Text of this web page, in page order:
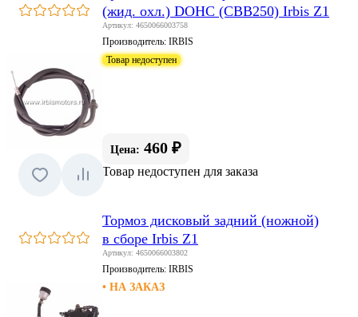
(жид. охл.) DOHC (CBB250) Irbis Z1
Артикул: 4650066003758
Производитель: IRBIS
Товар недоступен
Цена: 460 ₽
Товар недоступен для заказа
Тормоз дисковый задний (ножной)
в сборе Irbis Z1
Артикул: 4650066003802
Производитель: IRBIS
• НА ЗАКАЗ